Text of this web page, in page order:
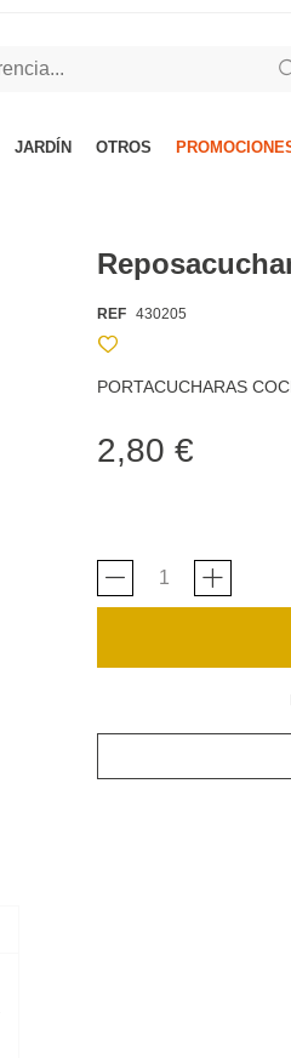
JARDÍN OTROS
REF 430205
PORTACUCHARAS
2,80 €